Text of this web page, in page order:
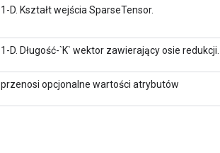
1-D. Kształt wejścia SparseTensor.
1-D. Długość-`K` wektor zawierający osie redukcji.
przenosi opcjonalne wartości atrybutów